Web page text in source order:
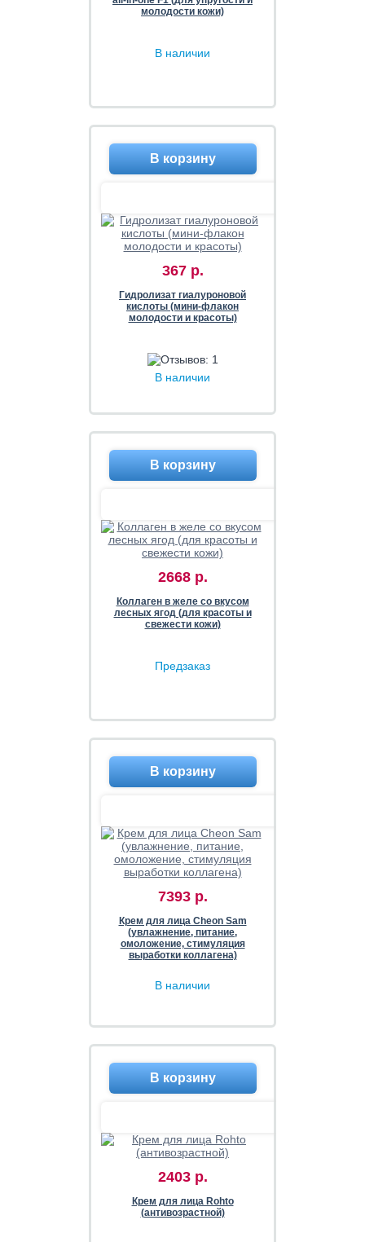
молодости кожи)
В наличии
367 р.
Гидролизат гиалуроновой
кислоты (мини-флакон
молодости и красоты)
В наличии
2668 р.
Коллаген в желе со вкусом
лесных ягод (для красоты и
свежести кожи)
Предзаказ
7393 р.
Крем для лица Cheon Sam
(увлажнение, питание,
омоложение, стимуляция
выработки коллагена)
В наличии
2403 р.
Крем для лица Rohto
(антивозрастной)